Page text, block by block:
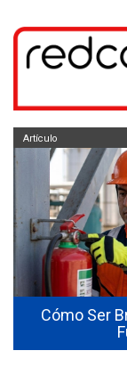
Cómo Ser
Artículo